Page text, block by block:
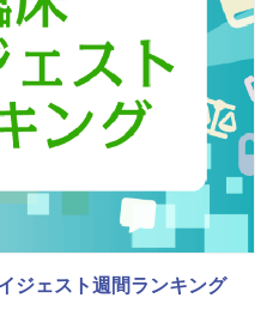
ジェスト週間ランキング